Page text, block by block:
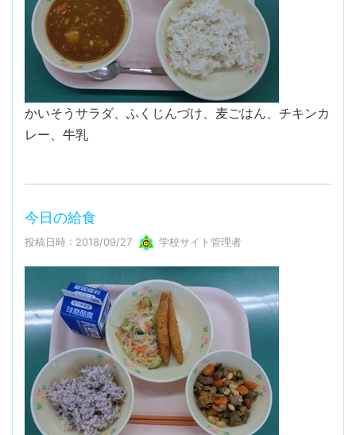
かいそうサラダ、ふくじんづけ、麦ごはん、チキンカ
レー、牛乳
今日の給食
投稿日時 : 2018/09/27 学校サイト管理者